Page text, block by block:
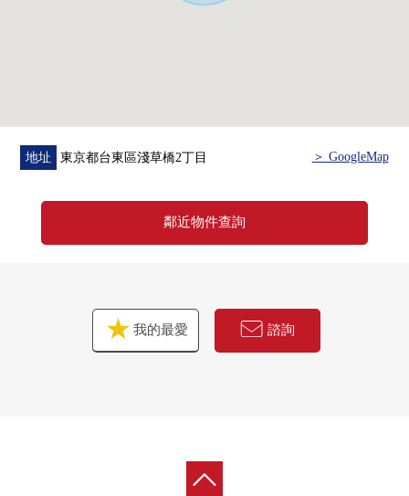
地址 東京都台東區淺草橋2丁目 ＞ GoogleMap
鄰近物件查詢
我的最愛 諮詢